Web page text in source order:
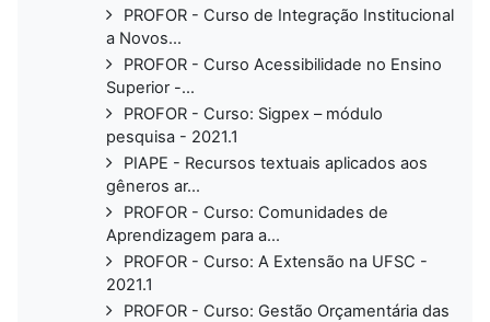
PROFOR - Curso de Integração Institucional
a Novos...
PROFOR - Curso Acessibilidade no Ensino
Superior -...
PROFOR - Curso: Sigpex – módulo
pesquisa - 2021.1
PIAPE - Recursos textuais aplicados aos
gêneros ar...
PROFOR - Curso: Comunidades de
Aprendizagem para a...
PROFOR - Curso: A Extensão na UFSC -
2021.1
PROFOR - Curso: Gestão Orçamentária das